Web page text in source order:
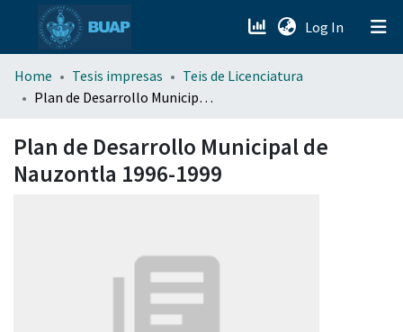
Log In (current)
menu.section.about_menu
Home Tesis impresas
Teis de Licenciatura
Plan de Desarrollo Municipal de Nauzontla 1996-1999
Plan de Desarrollo Municipal de
Nauzontla 1996-1999